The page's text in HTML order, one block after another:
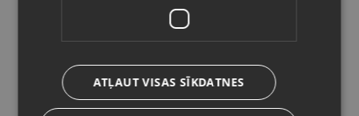
Stāvoklis Lietots (Garantija 6 mēneši)
80.00
3.64€/mēn.
Saglabāt
ATĻAUT VISAS SĪKDATNES